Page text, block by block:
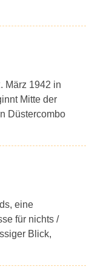
März 1942 in
Mitte der
Düstercombo
eine
für nichts /
Blick,